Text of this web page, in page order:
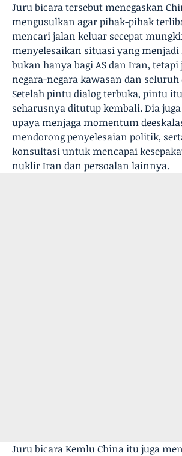
Juru bicara tersebut menegaskan
mengusulkan agar pihak-pihak
mencari jalan keluar secepat
menyelesaikan situasi yang menjadi
bukan hanya bagi AS dan Iran, tetapi
negara-negara kawasan dan seluruh
Setelah pintu dialog terbuka, pintu
seharusnya ditutup kembali. Dia
upaya menjaga momentum
mendorong penyelesaian politik,
konsultasi untuk mencapai
nuklir Iran dan persoalan lainnya.
Juru bicara Kemlu China itu juga